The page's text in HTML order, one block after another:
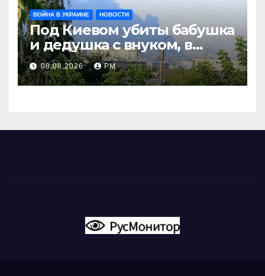
ВОЙНА В УКРАИНЕ НОВОСТИ
Под Киевом убиты бабушка
и дедушка с внуком, в
Поволжье и на Кубани
вновь горят НПЗ
08.08.2026 РМ